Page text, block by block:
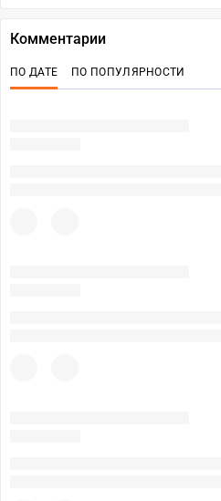
Комментарии
ПО ДАТЕ ПО ПОПУЛЯРНОСТИ